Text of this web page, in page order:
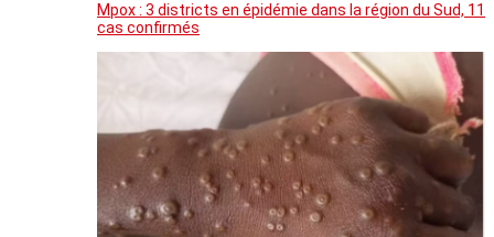
Mpox : 3 districts en épidémie dans la région du Sud, 11
cas confirmés